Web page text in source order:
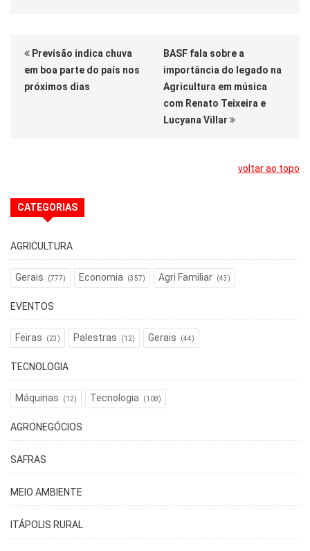
Previsão indica chuva
em boa parte do país nos
próximos dias
BASF fala sobre a
importância do legado na
Agricultura em música
com Renato Teixeira e
Lucyana Villar
voltar ao topo
CATEGORIAS
AGRICULTURA
Gerais (777) Economia (357) Agri Familiar (43)
EVENTOS
Feiras (23) Palestras (12) Gerais (44)
TECNOLOGIA
Máquinas (12) Tecnologia (108)
AGRONEGÓCIOS
SAFRAS
MEIO AMBIENTE
ITÁPOLIS RURAL